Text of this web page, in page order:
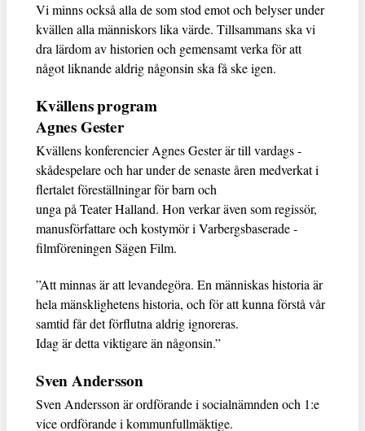
Vi minns också alla de som stod emot och belyser under
kvällen alla människors lika värde. Tillsammans ska vi
dra lärdom av historien och gemensamt verka för att
något liknande aldrig någonsin ska få ske igen.
Kvällens program
Agnes Gester
Kvällens konferencier Agnes Gester är till ­vardags ­
skådespelare och har under de senaste åren ­medverkat i
flertalet föreställningar för barn och
unga på Teater Halland. Hon verkar även som ­regissör,
manusförfattare och kostymör i Varbergsbaserade ­
filmföreningen Sägen Film.
”Att minnas är att levandegöra. En människas ­historia är
hela mänsklighetens historia, och för att kunna ­förstå vår
samtid får det förflutna aldrig ignoreras.
Idag är detta viktigare än någonsin.”
Sven Andersson
Sven Andersson är ordförande i socialnämnden och ­1:e
vice ordförande i kommunfullmäktige.